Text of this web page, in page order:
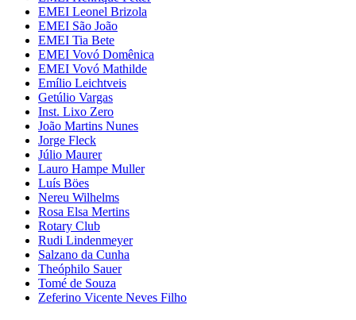
EMEI Leonel Brizola
EMEI São João
EMEI Tia Bete
EMEI Vovó Domênica
EMEI Vovó Mathilde
Emílio Leichtveis
Getúlio Vargas
Inst. Lixo Zero
João Martins Nunes
Jorge Fleck
Júlio Maurer
Lauro Hampe Muller
Luís Böes
Nereu Wilhelms
Rosa Elsa Mertins
Rotary Club
Rudi Lindenmeyer
Salzano da Cunha
Theóphilo Sauer
Tomé de Souza
Zeferino Vicente Neves Filho